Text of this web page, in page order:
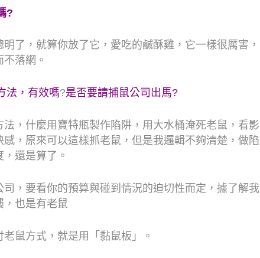
?
了，就算你放了它，愛吃的鹹酥雞，它一樣很厲害，
落網。
法，有效嗎?是否要請捕鼠公司出馬?
法，什麼用寶特瓶製作陷阱，用大水桶淹死老鼠，看影
感，原來可以這樣抓老鼠，但是我邏輯不夠清楚，做陷
還是算了。
司，要看你的預算與碰到情況的迫切性而定，據了解我
，也是有老鼠
鼠方式，就是用「黏鼠板」。